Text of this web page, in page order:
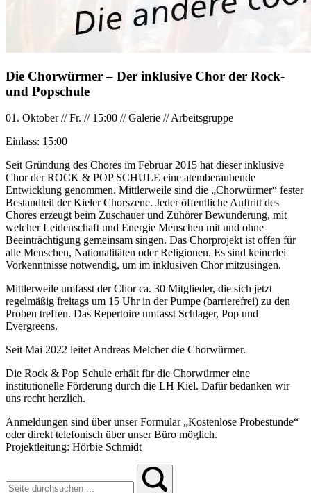
Die Chorwürmer – Der inklusive Chor der Rock-
und Popschule
01. Oktober//Fr. // 15:00 //Galerie //Arbeitsgruppe
Einlass: 15:00
Seit Gründung des Chores im Februar 2015 hat dieser inklusive
Chor der ROCK & POP SCHULE eine atemberaubende
Entwicklung genommen. Mittlerweile sind die „Chorwürmer“ fester
Bestandteil der Kieler Chorszene. Jeder öffentliche Auftritt des
Chores erzeugt beim Zuschauer und Zuhörer Bewunderung, mit
welcher Leidenschaft und Energie Menschen mit und ohne
Beeinträchtigung gemeinsam singen. Das Chorprojekt ist offen für
alle Menschen, Nationalitäten oder Religionen. Es sind keinerlei
Vorkenntnisse notwendig, um im inklusiven Chor mitzusingen.
Mittlerweile umfasst der Chor ca. 30 Mitglieder, die sich jetzt
regelmäßig freitags um 15 Uhr in der Pumpe (barrierefrei) zu den
Proben treffen. Das Repertoire umfasst Schlager, Pop und
Evergreens.
Seit Mai 2022 leitet Andreas Melcher die Chorwürmer.
Die Rock & Pop Schule erhält für die Chorwürmer eine
institutionelle Förderung durch die LH Kiel. Dafür bedanken wir
uns recht herzlich.
Anmeldungen sind über unser Formular „Kostenlose Probestunde“
oder direkt telefonisch über unser Büro möglich.
Projektleitung: Hörbie Schmidt